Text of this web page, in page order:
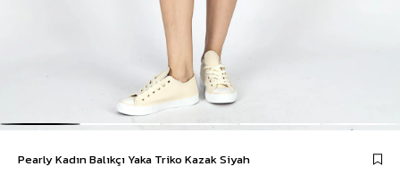
Pearly Kadın Balıkçı Yaka Triko Kazak Siyah